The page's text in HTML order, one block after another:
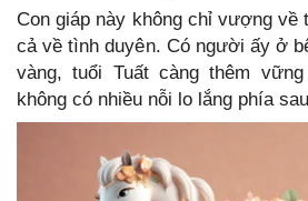
Con giáp này không chỉ vượng về
cả về tình duyên. Có người ấy ở
vàng, tuổi Tuất càng thêm
không có nhiều nỗi lo lắng phía